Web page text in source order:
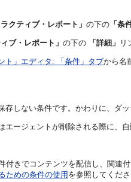
クティブ・レポート」 の下の 「条
ブ・レポート」 の下の 「詳細」 リ
ト」エディタ: 「条件」タブから名
しない条件です。かわりに、ダ
ージェントが削除される際に、
きでコンテンツを配信し、関連
ための条件の使用を参照してくださ